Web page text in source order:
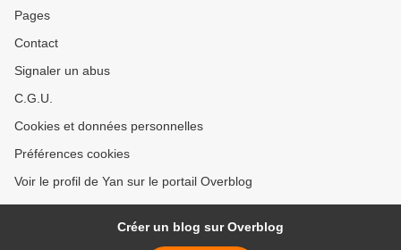
Pages
Contact
Signaler un abus
C.G.U.
Cookies et données personnelles
Préférences cookies
Voir le profil de Yan sur le portail Overblog
Créer un blog sur Overblog